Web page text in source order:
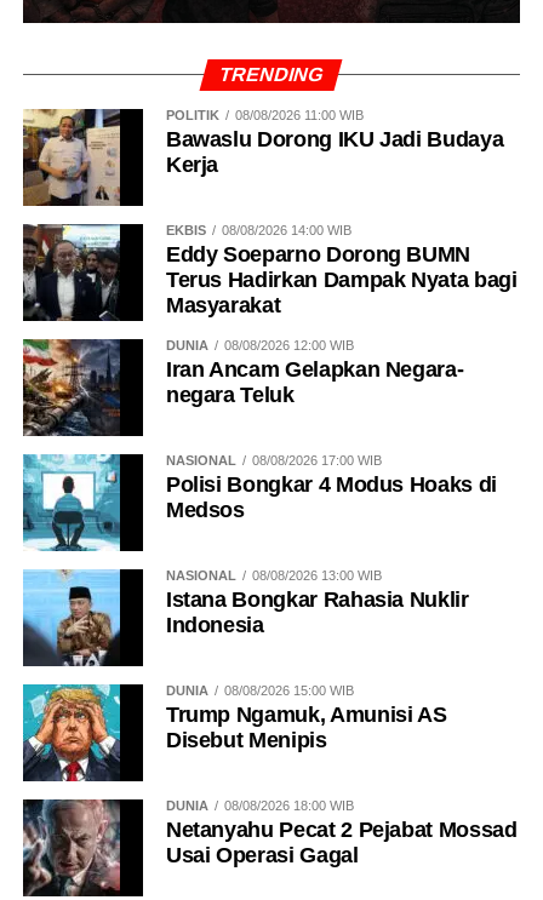
TRENDING
POLITIK 08/08/2026 11:00 WIB
Bawaslu Dorong IKU Jadi Budaya
Kerja
EKBIS 08/08/2026 14:00 WIB
Eddy Soeparno Dorong BUMN
Terus Hadirkan Dampak Nyata bagi
Masyarakat
DUNIA 08/08/2026 12:00 WIB
Iran Ancam Gelapkan Negara-
negara Teluk
NASIONAL 08/08/2026 17:00 WIB
Polisi Bongkar 4 Modus Hoaks di
Medsos
NASIONAL 08/08/2026 13:00 WIB
Istana Bongkar Rahasia Nuklir
Indonesia
DUNIA 08/08/2026 15:00 WIB
Trump Ngamuk, Amunisi AS
Disebut Menipis
DUNIA 08/08/2026 18:00 WIB
Netanyahu Pecat 2 Pejabat Mossad
Usai Operasi Gagal